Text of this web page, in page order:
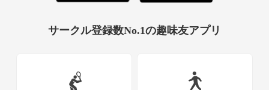
サークル登録数No.1の趣味友アプリ